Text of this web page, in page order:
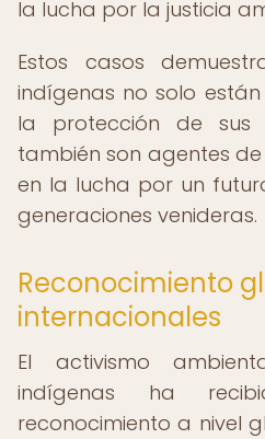
la lucha por la justicia
Estos casos
indígenas no solo
la protección de sus
también son agentes
en la lucha por un
generaciones venideras.
Reconocimiento
internacionales
El activismo
indígenas ha
reconocimiento a nivel